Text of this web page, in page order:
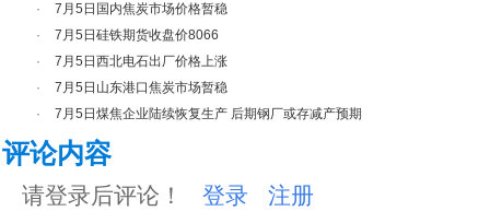
·
7月5日国内焦炭市场价格暂稳
·
7月5日硅铁期货收盘价8066
·
7月5日西北电石出厂价格上涨
·
7月5日山东港口焦炭市场暂稳
·
7月5日煤焦企业陆续恢复生产 后期钢厂或存减产预期
评论内容
请登录后评论！ 登录 注册